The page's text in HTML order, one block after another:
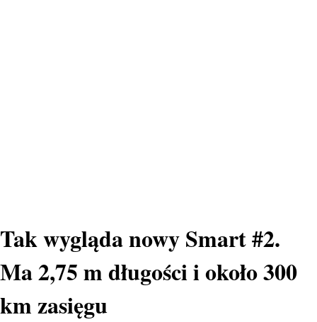
Tak wygląda nowy Smart #2.
Ma 2,75 m długości i około 300
km zasięgu